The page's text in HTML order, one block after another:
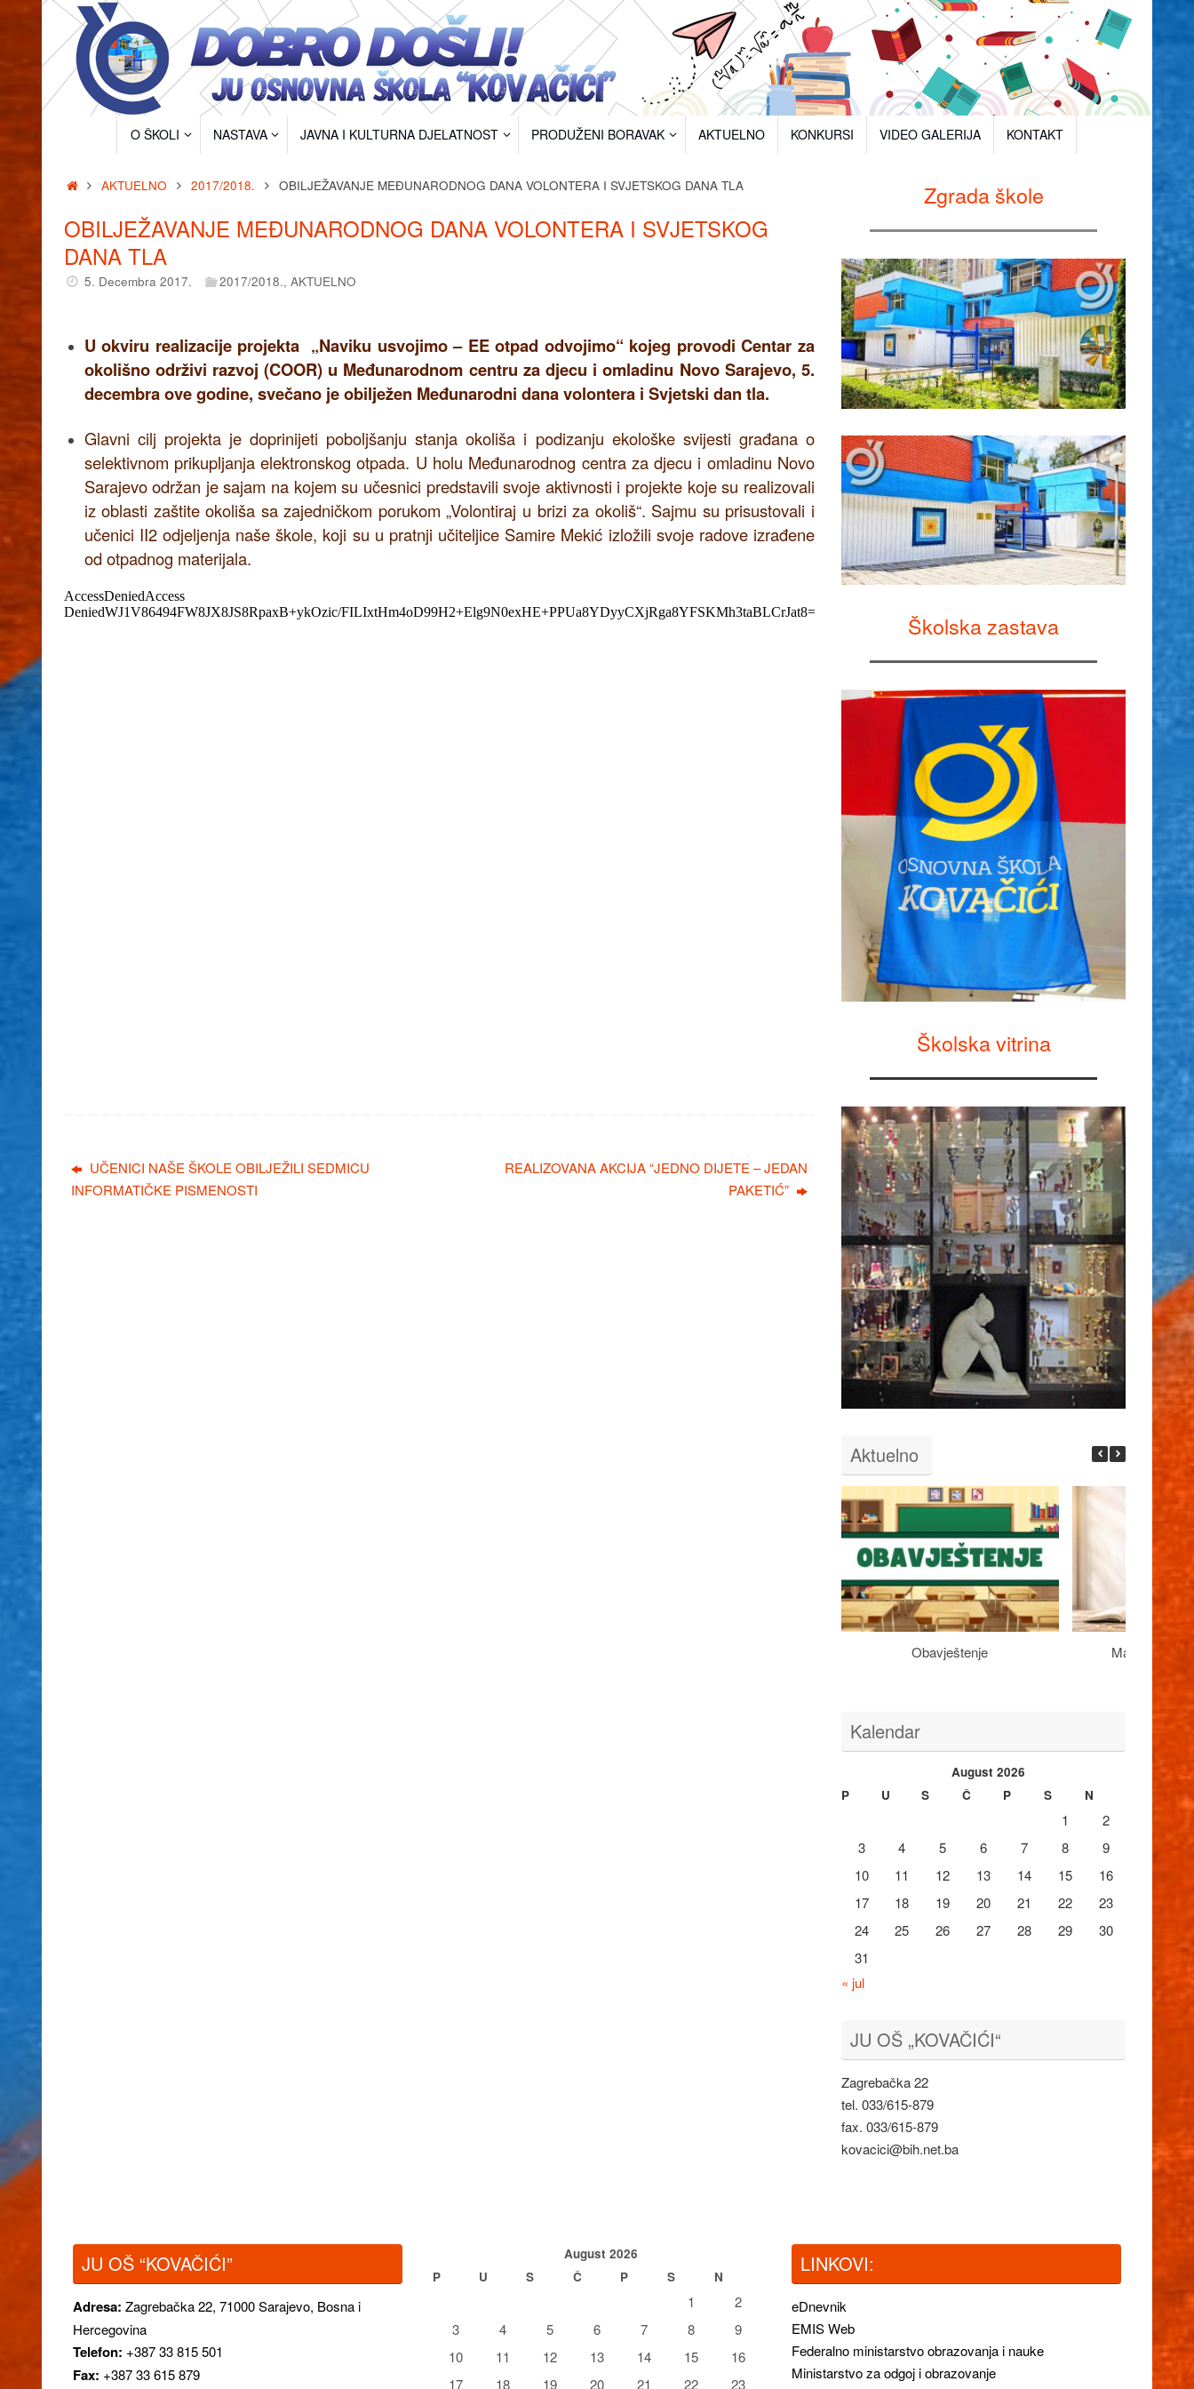
O ŠKOLI NASTAVA JAVNA I KULTURNA DJELATNOST PRODUŽENI BORAVAK AKTUELNO KONKURSI VIDEO GALERIJA KONTAKT
HomeAKTUELNO 2017/2018. OBILJEŽAVANJE MEĐUNARODNOG DANA VOLONTERA I SVJETSKOG DANA TLA
OBILJEŽAVANJE MEĐUNARODNOG DANA VOLONTERA I SVJETSKOG
DANA TLA
5. Decembra 2017. 2017/2018.,AKTUELNO
U okviru realizacije projekta „Naviku usvojimo – EE otpad odvojimo“ kojeg provodi Centar za
okolišno održivi razvoj (COOR) u Međunarodnom centru za djecu i omladinu Novo Sarajevo, 5.
decembra ove godine, svečano je obilježen Međunarodni dana volontera i Svjetski dan tla.
Glavni cilj projekta je doprinijeti poboljšanju stanja okoliša i podizanju ekološke svijesti građana o
selektivnom prikupljanja elektronskog otpada. U holu Međunarodnog centra za djecu i omladinu Novo
Sarajevo održan je sajam na kojem su učesnici predstavili svoje aktivnosti i projekte koje su realizovali
iz oblasti zaštite okoliša sa zajedničkom porukom „Volontiraj u brizi za okoliš“. Sajmu su prisustovali i
učenici II2 odjeljenja naše škole, koji su u pratnji učiteljice Samire Mekić izložili svoje radove izrađene
od otpadnog materijala.
UČENICI NAŠE ŠKOLE OBILJEŽILI SEDMICU
INFORMATIČKE PISMENOSTI
REALIZOVANA AKCIJA “JEDNO DIJETE – JEDAN
PAKETIĆ”
Zgrada škole
Školska zastava
Školska vitrina
Aktuelno
Obavještenje Maturantima
Kalendar
August 2026
P
U S Č P S N
1
2
3
4 5 6 7 8
9
10
11 12 13 14 15
16
17
18 19 20 21 22
23
24
25 26 27 28 29
30
31
« jul
JU OŠ „KOVAČIĆI“
Zagrebačka 22
tel. 033/615-879
fax. 033/615-879
kovacici@bih.net.ba
JU OŠ “KOVAČIĆI”
Adresa: Zagrebačka 22, 71000 Sarajevo, Bosna i
Hercegovina
Telefon: +387 33 815 501
Fax: +387 33 615 879
August 2026
P
U S Č P S N
1
2
3
4 5 6 7 8
9
10
11 12 13 14 15
16
17
18 19 20 21 22 23
LINKOVI:
eDnevnik
EMIS Web
Federalno ministarstvo obrazovanja i nauke
Ministarstvo za odgoj i obrazovanje